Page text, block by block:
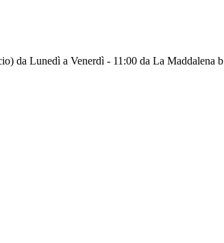
da Lunedì a Venerdì - 11:00 da La Maddalena b